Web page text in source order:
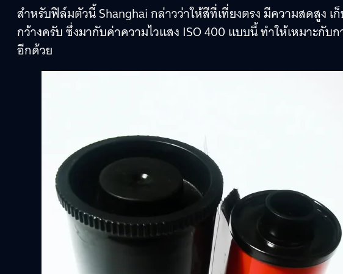
สำหรับฟิล์มตัวนี้ Shanghai กล่าวว่าให้สีที่เที่ยงตรง มีความสดสูง เ
กว้างครับ ซึ่งมากับค่าความไวแสง ISO 400 แบบนี้ ทำให้เหมาะกับ
อีกด้วย